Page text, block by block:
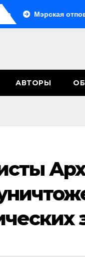
Мэрская отповедь
АВТОРЫ